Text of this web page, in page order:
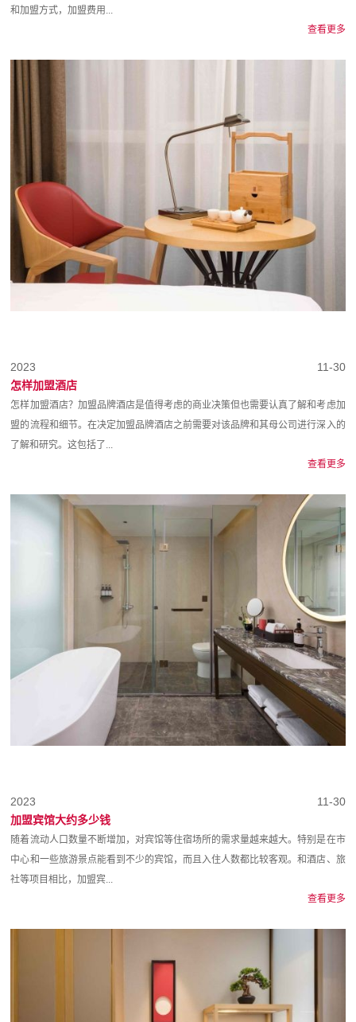
和加盟方式，加盟费用...
查看更多
11-30
2023
怎样加盟酒店
怎样加盟酒店？加盟品牌酒店是值得考虑的商业决策但也需要认真了解和考虑加
盟的流程和细节。在决定加盟品牌酒店之前需要对该品牌和其母公司进行深入的
了解和研究。这包括了...
查看更多
11-30
2023
加盟宾馆大约多少钱
随着流动人口数量不断增加，对宾馆等住宿场所的需求量越来越大。特别是在市
中心和一些旅游景点能看到不少的宾馆，而且入住人数都比较客观。和酒店、旅
社等项目相比，加盟宾...
查看更多